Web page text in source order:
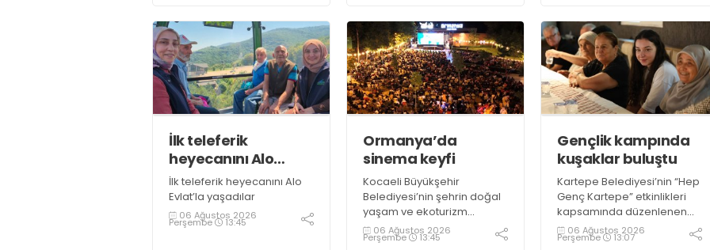
tamamlayacaklarını ifade
ederek açıklamalarda
bulundu. Kocaman,
“Gölcük’te ve Kocaeli
genelinde ses getirecek
projelerimizi tek tek hayata
geçireceğiz” dedi
tezgahlarda taze balık
bulunduğunu ifade ederek
“Yıl boyunca tezgahlarda
taze balık bulmak mümkün
oluyor” dedi
İlk teleferik
heyecanını Alo
Evlat’la yaşadılar
İlk teleferik heyecanını Alo
Evlat’la yaşadılar
06 Ağustos 2026
Perşembe 13:45
Ormanya’da
sinema keyfi
Kocaeli Büyükşehir
Belediyesi’nin şehrin doğal
yaşam ve ekoturizm
merkezi Ormanya’da
düzenlediği “Gece
06 Ağustos 2026
Perşembe 13:45
Gençlik kampında
kuşaklar buluştu
Kartepe Belediyesi’nin “Hep
Genç Kartepe” etkinlikleri
kapsamında düzenlenen
Gençlik ve Gelişim Kampı’na
katılan gençler, Kocaeli
06 Ağustos 2026
Perşembe 13:07